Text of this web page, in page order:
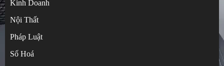
Kinh Doanh
Nội Thất
Pháp Luật
Số Hoá